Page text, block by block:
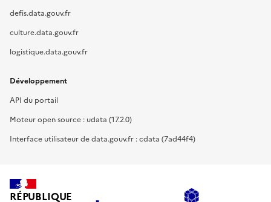
defis.data.gouv.fr
culture.data.gouv.fr
logistique.data.gouv.fr
Développement
API du portail
Moteur open source : udata (17.2.0)
Interface utilisateur de data.gouv.fr : cdata (7ad44f4)
RÉPUBLIQUE